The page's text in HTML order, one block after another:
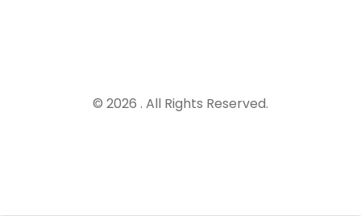
© 2026 . All Rights Reserved.